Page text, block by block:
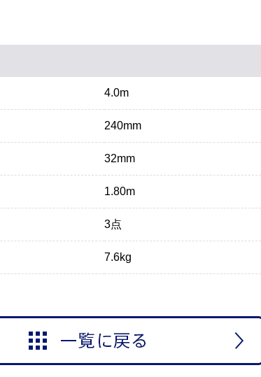
アルミ足場板 ４．０Ｍ アルミ
4.0m
240mm
32mm
1.80m
3点
7.6kg